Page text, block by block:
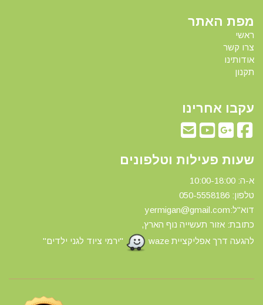
מפת האתר
ראשי
צרו קשר
אודותינו
תקנון
עקבו אחרינו
שעות פעילות וטלפונים
א-ה: 10:00-18:00
טלפון: 0 50-5558186
דוא"ל:yermigan@gmail.com
כתובת: אזור תעשייה נוף הארץ,
להגעה דרך אפליקציית waze
"ירמי ציוד לגני ילדים"